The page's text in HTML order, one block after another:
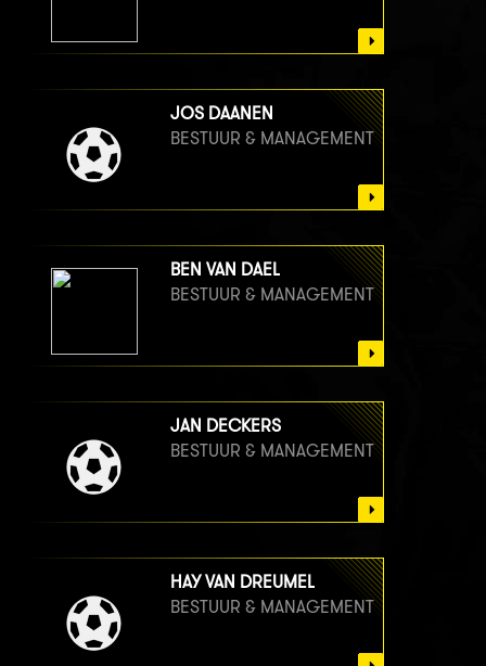
JOS DAANEN
BESTUUR & MANAGEMENT
BEN VAN DAEL
BESTUUR & MANAGEMENT
JAN DECKERS
BESTUUR & MANAGEMENT
HAY VAN DREUMEL
BESTUUR & MANAGEMENT